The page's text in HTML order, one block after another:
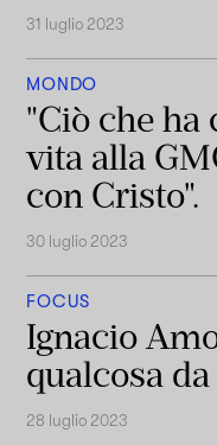
31 luglio 2023
MONDO
"Ciò che ha
vita alla
con Cristo".
30 luglio 2023
FOCUS
Ignacio
qualcosa
28 luglio 2023